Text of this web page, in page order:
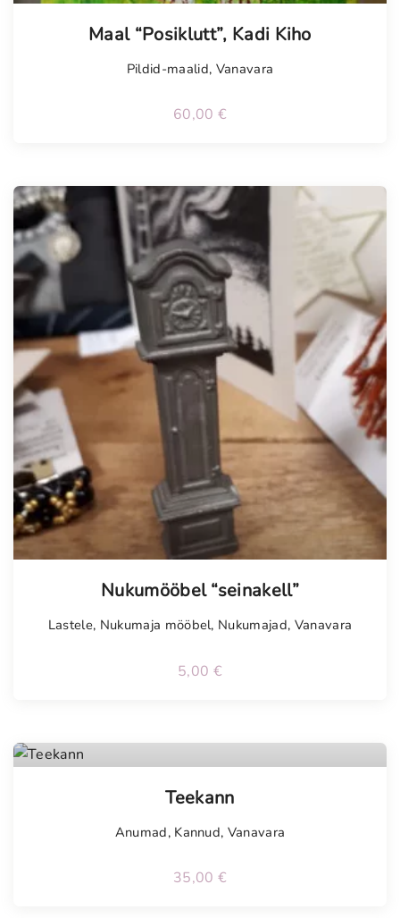
Maal “Posiklutt”, Kadi Kiho
Pildid-maalid, Vanavara
60,00 €
Nukumööbel “seinakell”
Lastele, Nukumaja mööbel, Nukumajad, Vanavara
5,00 €
Teekann
Anumad, Kannud, Vanavara
35,00 €